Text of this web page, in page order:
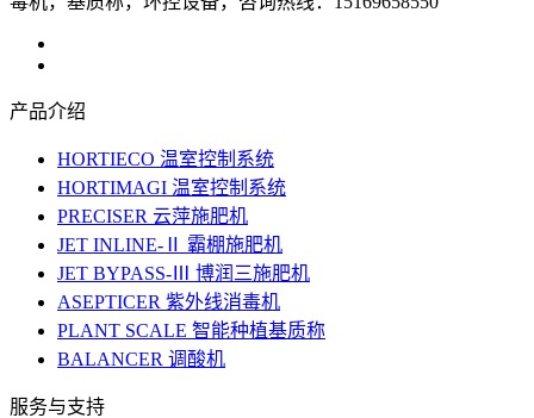
产品介绍
HORTIECO 温室控制系统
HORTIMAGI 温室控制系统
PRECISER 云萍施肥机
JET INLINE-Ⅱ 霸棚施肥机
JET BYPASS-Ⅲ 博润三施肥机
ASEPTICER 紫外线消毒机
PLANT SCALE 智能种植基质称
BALANCER 调酸机
服务与支持